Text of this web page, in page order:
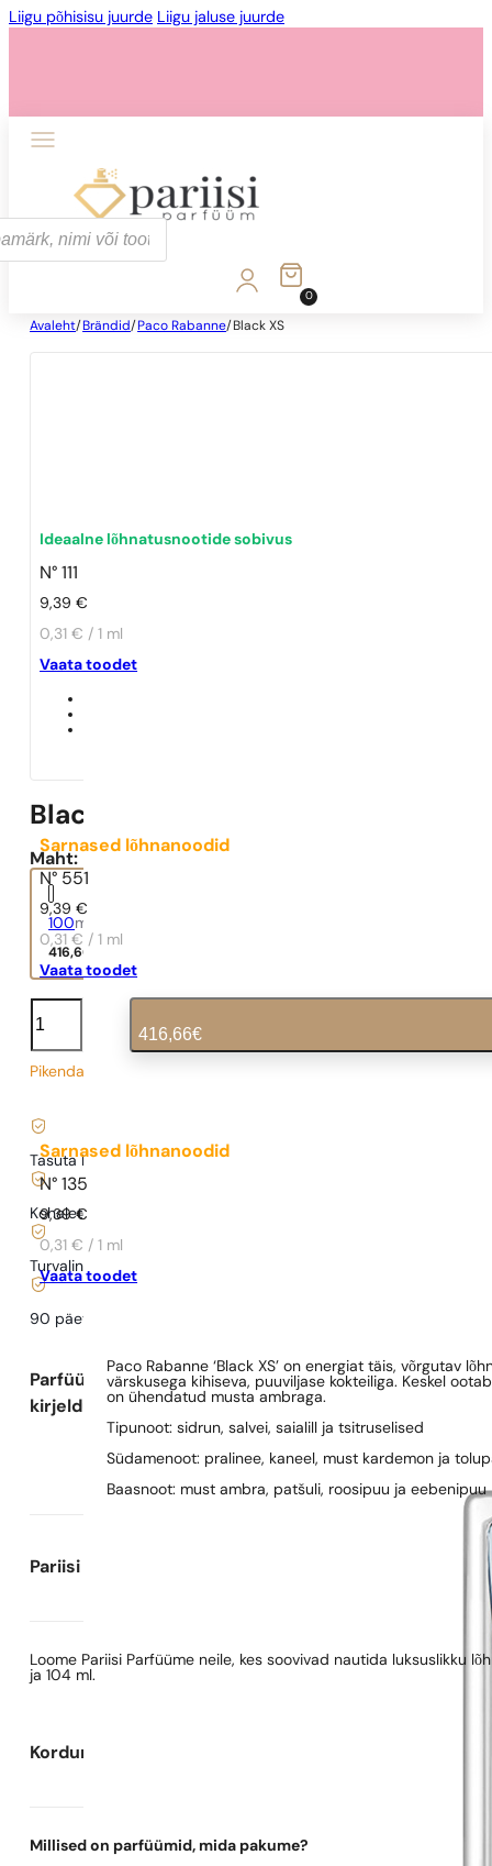
Liigu põhisisu juurde Liigu jaluse juurde
0
Avaleht/ Brändid/ Paco Rabanne/ Black XS
Ideaalne lõhnatusnootide sobivus
N° 111
9,39€
0,31 € / 1 ml
Vaata toodet
Sarnased lõhnanoodid
N° 551
9,39€
0,31 € / 1 ml
Vaata toodet
Sarnased lõhnanoodid
N° 135
9,39€
0,31 € / 1 ml
Vaata toodet
Black XS
Maht:
100ml
416,66
Black
XS
kogus
416,66€
Pikendatud tarneaeg
Tasuta kohaletoimetamine alates
Kohaletoimetamine alates
Turvaline ostlemine ja maksed
90 päeva
Parfüümi
kirjeldus
Paco Rabanne ‘Black XS’ on energiat täis, võrgutav
värskusega kihiseva, puuviljase kokteiliga. Keskel
on ühendatud musta ambraga.
Tipunoot: sidrun, salvei, saialill ja tsitruselised
Südamenoot: pralinee, kaneel, must kardemon ja
Baasnoot: must ambra, patšuli, roosipuu ja eebenipuu
Pariisi Parfüümide kohta
Loome Pariisi Parfüüme neile, kes soovivad nautida luksuslikku
ja 104 ml.
Korduma kippuvad küsimused
Millised on parfüümid, mida pakume?